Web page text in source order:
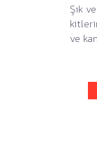
Şık
ve